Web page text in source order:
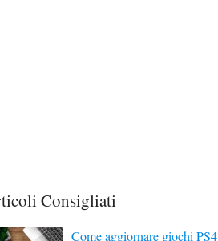
Consigliati
Come aggiornare giochi PS4